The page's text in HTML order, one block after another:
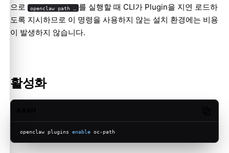
으로 openclaw path …
를 실행할 때 CLI가 Plugin을 지연 로드하
도록 지시하므로 이 명령을 사용하지 않는 설치 환경에는 비용
이 발생하지 않습니다.
활성화
openclaw plugins enable oc-path